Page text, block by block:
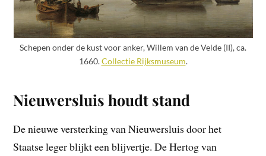
Schepen onder de kust voor anker, Willem van de Velde (II), ca.
1660.Collectie Rijksmuseum.
Nieuwersluis houdt stand
De nieuwe versterking van Nieuwersluis door het
Staatse leger blijkt een blijvertje. De Hertog van